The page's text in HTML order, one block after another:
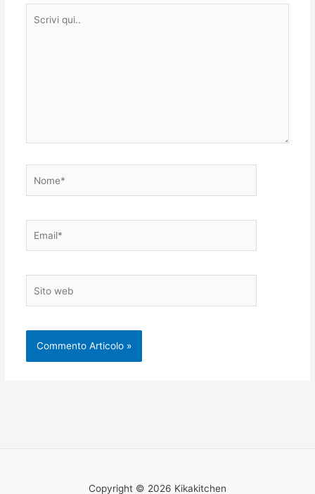
qui..
web
Copyright © 2026 Kikakitchen